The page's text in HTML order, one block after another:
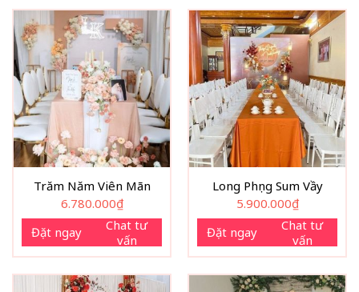
Trăm Năm Viên Mãn
6.780.000₫
Đặt ngay
Chat tư
vấn
Long Phụng Sum Vầy
5.900.000₫
Đặt ngay
Chat tư
vấn